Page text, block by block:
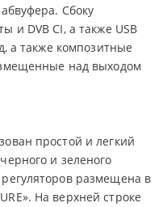
Сбоку
и DVB CI, а также USB
а также композитные
над выходом
простой и легкий
и зеленого
размещена в
На верхней строке